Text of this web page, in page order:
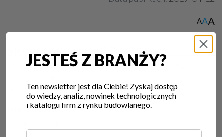
AAA
SKONTAKTUJ SIĘ Z FIRMĄ
Chcesz zamówić produkt usługę tej firmy lub zapytać o
Skorzystaj z formularza kontatowego poniżej:
Imię i Nazwisko
JESTEŚ Z BRANŻY?
Ten newsletter jest dla Ciebie! Zyskaj dostęp
do wiedzy, analiz, nowinek technologicznych
i katalogu firm z rynku budowlanego.